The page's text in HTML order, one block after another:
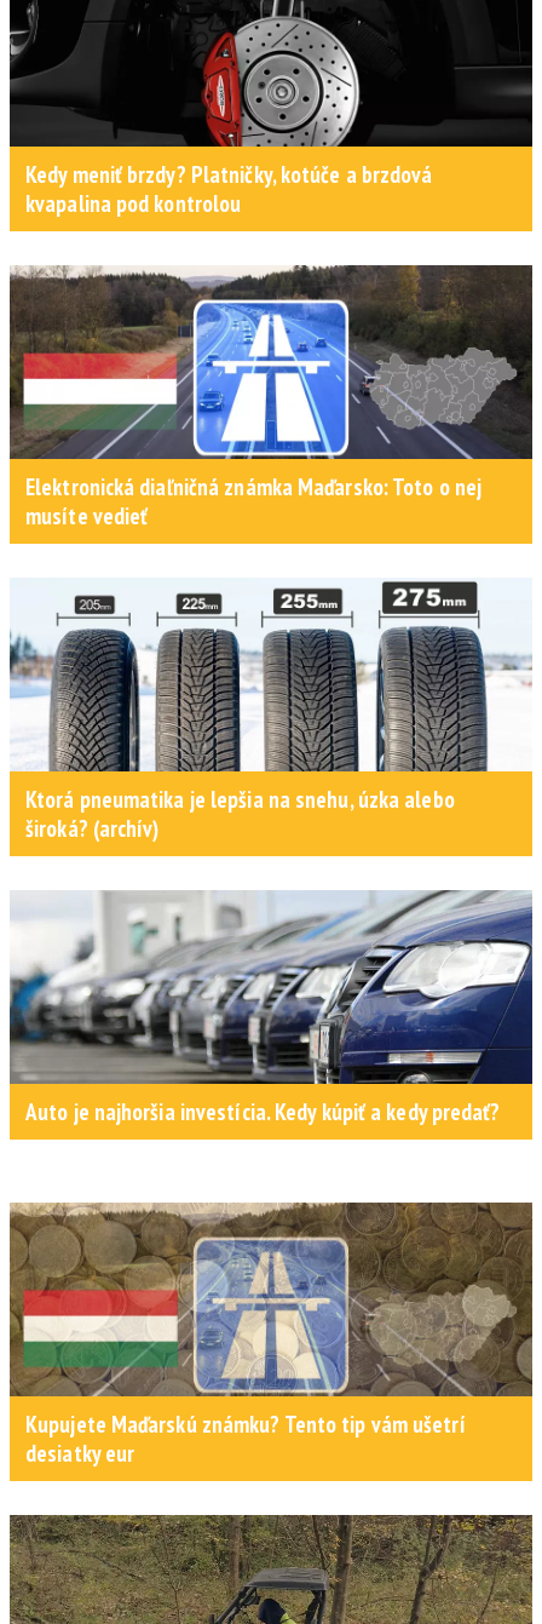
Kedy meniť brzdy? Platničky, kotúče a brzdová
kvapalina pod kontrolou
Elektronická diaľničná známka Maďarsko: Toto o nej
musíte vedieť
Ktorá pneumatika je lepšia na snehu, úzka alebo
široká? (archív)
Auto je najhoršia investícia. Kedy kúpiť a kedy predať?
Kupujete Maďarskú známku? Tento tip vám ušetrí
desiatky eur